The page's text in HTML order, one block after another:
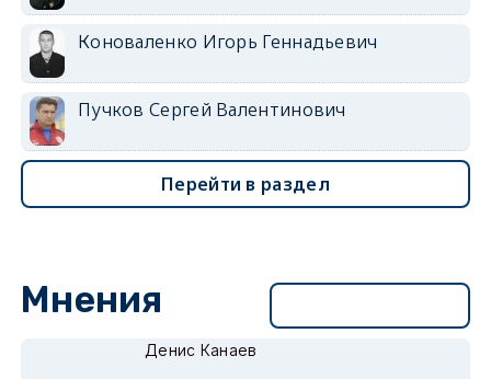
Коноваленко Игорь Геннадьевич
Пучков Сергей Валентинович
Перейти в раздел
Мнения
Денис Канаев